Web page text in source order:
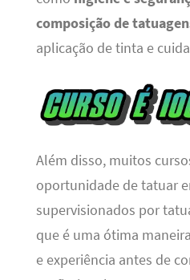
composição de
aplicação de tinta e
Além disso, muitos
oportunidade de tatuar
supervisionados por
que é uma ótima
e experiência antes de